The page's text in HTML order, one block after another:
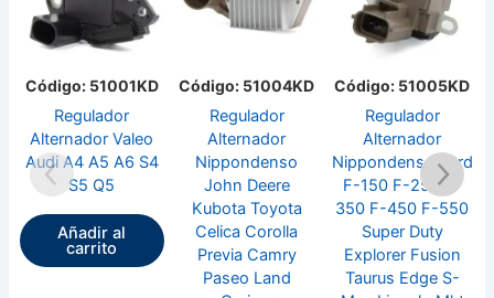
Código: 51001KD
Regulador
Alternador Valeo
Audi A4 A5 A6 S4
S5 Q5
Añadir al
carrito
Código: 51004KD
Regulador
Alternador
Nippondenso
John Deere
Kubota Toyota
Celica Corolla
Previa Camry
Paseo Land
Código: 51005KD
Regulador
Alternador
Nippondenso Ford
F-150 F-250 F-
350 F-450 F-550
Super Duty
Explorer Fusion
Taurus Edge S-